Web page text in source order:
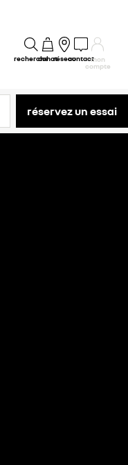
rechercheachatréseaucontactmon
compte
réservez un essai